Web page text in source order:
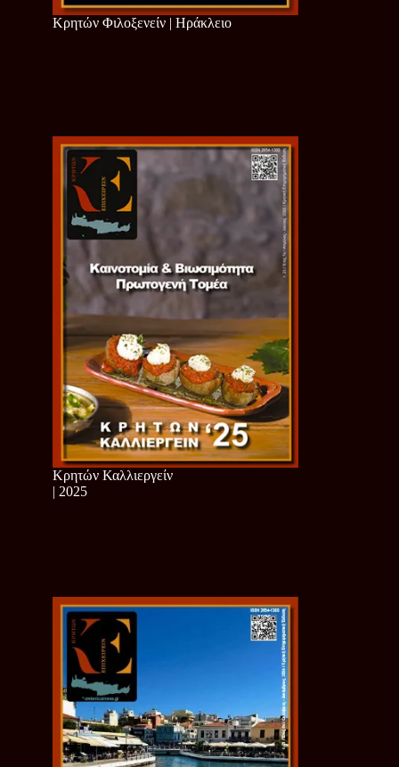
Κρητών Φιλοξενείν | Ηράκλειο
Κρητών Καλλιεργείν
| 2025